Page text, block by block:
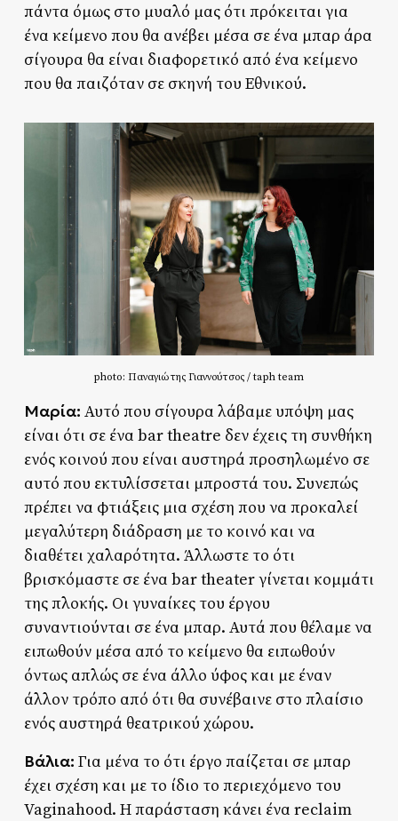
πάντα όμως στο μυαλό μας ότι πρόκειται για
ένα κείμενο που θα ανέβει μέσα σε ένα μπαρ άρα
σίγουρα θα είναι διαφορετικό από ένα κείμενο
που θα παιζόταν σε σκηνή του Εθνικού.
photo: Παναγιώτης Γιαννούτσος / taph team
Μαρία: Αυτό που σίγουρα λάβαμε υπόψη μας
είναι ότι σε ένα bar theatre δεν έχεις τη συνθήκη
ενός κοινού που είναι αυστηρά προσηλωμένο σε
αυτό που εκτυλίσσεται μπροστά του. Συνεπώς
πρέπει να φτιάξεις μια σχέση που να προκαλεί
μεγαλύτερη διάδραση με το κοινό και να
διαθέτει χαλαρότητα. Άλλωστε το ότι
βρισκόμαστε σε ένα bar theater γίνεται κομμάτι
της πλοκής. Οι γυναίκες του έργου
συναντιούνται σε ένα μπαρ. Αυτά που θέλαμε να
ειπωθούν μέσα από το κείμενο θα ειπωθούν
όντως απλώς σε ένα άλλο ύφος και με έναν
άλλον τρόπο από ότι θα συνέβαινε στο πλαίσιο
ενός αυστηρά θεατρικού χώρου.
Βάλια: Για μένα το ότι έργο παίζεται σε μπαρ
έχει σχέση και με το ίδιο το περιεχόμενο του
Vaginahood. Η παράσταση κάνει ένα reclaim